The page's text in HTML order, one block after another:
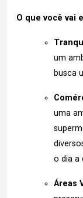
O que você vai
um
busca
uma
o dia a
Áreas